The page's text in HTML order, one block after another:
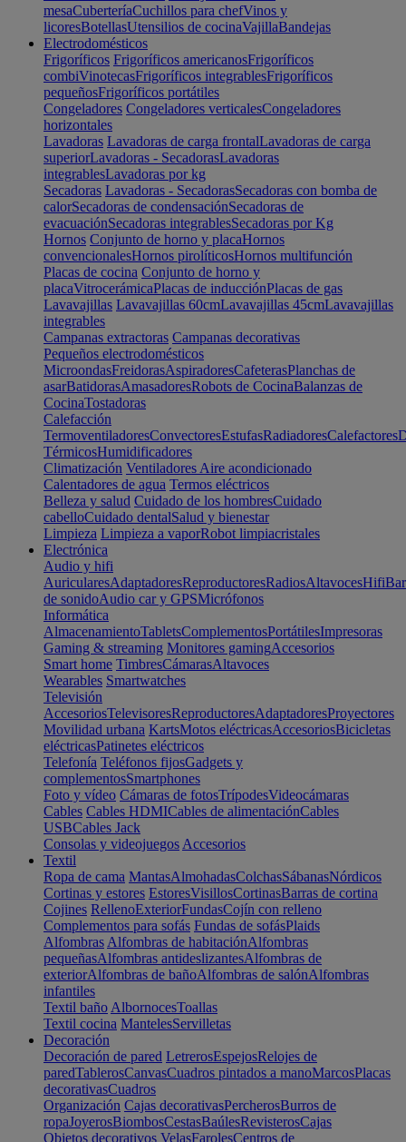
mesaCuberteríaCuchillos para chefVinos y
licoresBotellasUtensilios de cocinaVajillaBandejas
Electrodomésticos
Frigoríficos Frigoríficos americanosFrigoríficos
combiVinotecasFrigoríficos integrablesFrigoríficos
pequeñosFrigoríficos portátiles
Congeladores Congeladores verticalesCongeladores
horizontales
Lavadoras Lavadoras de carga frontalLavadoras de carga
superiorLavadoras - SecadorasLavadoras
integrablesLavadoras por kg
Secadoras Lavadoras - SecadorasSecadoras con bomba de
calorSecadoras de condensaciónSecadoras de
evacuaciónSecadoras integrablesSecadoras por Kg
Hornos Conjunto de horno y placaHornos
convencionalesHornos pirolíticosHornos multifunción
Placas de cocina Conjunto de horno y
placaVitrocerámicaPlacas de inducciónPlacas de gas
Lavavajillas Lavavajillas 60cmLavavajillas 45cmLavavajillas
integrables
Campanas extractoras Campanas decorativas
Pequeños electrodomésticos
MicroondasFreidorasAspiradoresCafeterasPlanchas de
asarBatidorasAmasadoresRobots de CocinaBalanzas de
CocinaTostadoras
Calefacción
TermoventiladoresConvectoresEstufasRadiadoresCalefactores
TérmicosHumidificadores
Climatización Ventiladores Aire acondicionado
Calentadores de agua Termos eléctricos
Belleza y salud Cuidado de los hombresCuidado
cabelloCuidado dentalSalud y bienestar
Limpieza Limpieza a vaporRobot limpiacristales
Electrónica
Audio y hifi
AuricularesAdaptadoresReproductoresRadiosAltavocesHifi
de sonidoAudio car y GPSMicrófonos
Informática
AlmacenamientoTabletsComplementosPortátilesImpresoras
Gaming & streaming Monitores gamingAccesorios
Smart home TimbresCámarasAltavoces
Wearables Smartwatches
Televisión
AccesoriosTelevisoresReproductoresAdaptadoresProyectores
Movilidad urbana KartsMotos eléctricasAccesoriosBicicletas
eléctricasPatinetes eléctricos
Telefonía Teléfonos fijosGadgets y
complementosSmartphones
Foto y vídeo Cámaras de fotosTrípodesVideocámaras
Cables Cables HDMICables de alimentaciónCables
USBCables Jack
Consolas y videojuegos Accesorios
Textil
Ropa de cama MantasAlmohadasColchasSábanasNórdicos
Cortinas y estores EstoresVisillosCortinasBarras de cortina
Cojines RellenoExteriorFundasCojín con relleno
Complementos para sofás Fundas de sofásPlaids
Alfombras Alfombras de habitaciónAlfombras
pequeñasAlfombras antideslizantesAlfombras de
exteriorAlfombras de bañoAlfombras de salónAlfombras
infantiles
Textil baño AlbornocesToallas
Textil cocina MantelesServilletas
Decoración
Decoración de pared LetrerosEspejosRelojes de
paredTablerosCanvasCuadros pintados a manoMarcosPlacas
decorativasCuadros
Organización Cajas decorativasPercherosBurros de
ropaJoyerosBiombosCestasBaúlesRevisterosCajas
Objetos decorativos VelasFarolesCentros de